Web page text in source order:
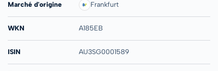
Marché d'origine Frankfurt
WKN A185EB
ISIN AU3SG0001589